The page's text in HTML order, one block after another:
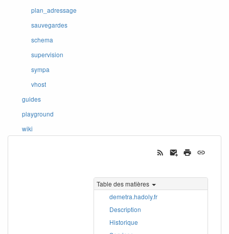
plan_adressage
sauvegardes
schema
supervision
sympa
vhost
guides
playground
wiki
Table des matières
demetra.hadoly.fr
Description
Historique